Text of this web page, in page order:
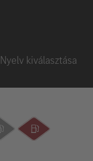
Nyelv kiválasztása